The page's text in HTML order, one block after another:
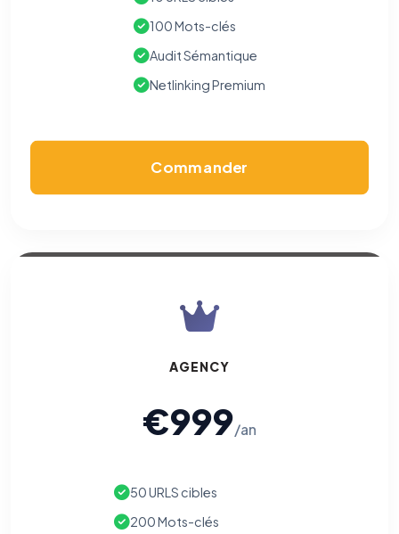
100 Mots-clés
Audit Sémantique
Netlinking Premium
Commander
AGENCY
€999/an
50 URLS cibles
200 Mots-clés